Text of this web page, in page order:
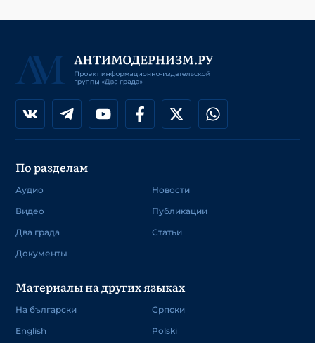
По разделам
Аудио
Видео
Два града
Документы
Новости
Публикации
Статьи
Материалы на других языках
На български
English
Српски
Polski